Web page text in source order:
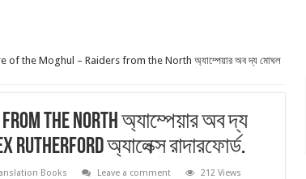
of the Moghul – Raiders from the North অ্যাম্পেয়ার অব দ্য মোঘল
the North অ্যাম্পেয়ার অব দ্য
Rutherford অ্যালেক্স রাদারফোর্ড.
Books Leave a comment 212 Views